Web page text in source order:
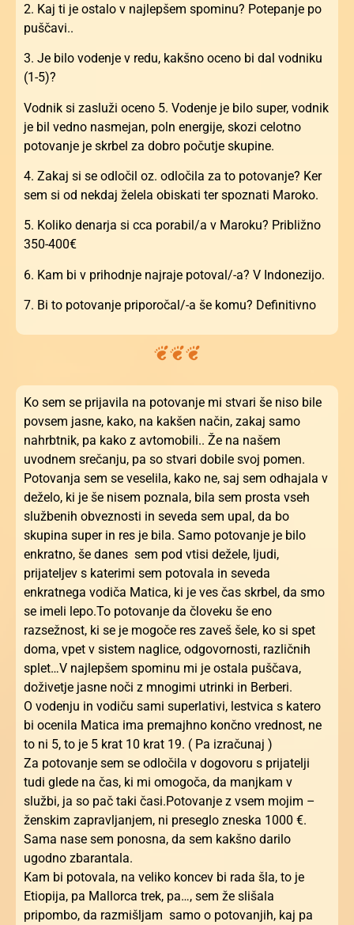
2. Kaj ti je ostalo v najlepšem spominu? Potepanje po
puščavi..
3. Je bilo vodenje v redu, kakšno oceno bi dal vodniku
(1-5)?
Vodnik si zasluži oceno 5. Vodenje je bilo super, vodnik
je bil vedno nasmejan, poln energije, skozi celotno
potovanje je skrbel za dobro počutje skupine.
4. Zakaj si se odločil oz. odločila za to potovanje? Ker
sem si od nekdaj želela obiskati ter spoznati Maroko.
5. Koliko denarja si cca porabil/a v Maroku? Približno
350-400€
6. Kam bi v prihodnje najraje potoval/-a? V Indonezijo.
7. Bi to potovanje priporočal/-a še komu? Definitivno
Ko sem se prijavila na potovanje mi stvari še niso bile
povsem jasne, kako, na kakšen način, zakaj samo
nahrbtnik, pa kako z avtomobili.. Že na našem
uvodnem srečanju, pa so stvari dobile svoj pomen.
Potovanja sem se veselila, kako ne, saj sem odhajala v
deželo, ki je še nisem poznala, bila sem prosta vseh
službenih obveznosti in seveda sem upal, da bo
skupina super in res je bila. Samo potovanje je bilo
enkratno, še danes sem pod vtisi dežele, ljudi,
prijateljev s katerimi sem potovala in seveda
enkratnega vodiča Matica, ki je ves čas skrbel, da smo
se imeli lepo.To potovanje da človeku še eno
razsežnost, ki se je mogoče res zaveš šele, ko si spet
doma, vpet v sistem naglice, odgovornosti, različnih
splet…V najlepšem spominu mi je ostala puščava,
doživetje jasne noči z mnogimi utrinki in Berberi.
O vodenju in vodiču sami superlativi, lestvica s katero
bi ocenila Matica ima premajhno končno vrednost, ne
to ni 5, to je 5 krat 10 krat 19. ( Pa izračunaj )
Za potovanje sem se odločila v dogovoru s prijatelji
tudi glede na čas, ki mi omogoča, da manjkam v
službi, ja so pač taki časi.Potovanje z vsem mojim –
ženskim zapravljanjem, ni preseglo zneska 1000 €.
Sama nase sem ponosna, da sem kakšno darilo
ugodno zbarantala.
Kam bi potovala, na veliko koncev bi rada šla, to je
Etiopija, pa Mallorca trek, pa…, sem že slišala
pripombo, da razmišljam samo o potovanjih, kaj pa